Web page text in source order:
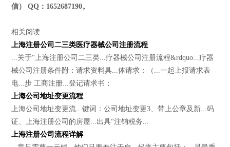
信） QQ：1652687190。
相关阅读:
上海注册公司二三类医疗器械公司注册流程
...关于“上海注册公司二三类...疗器械公司注册流程&rdquo...疗器
械公司注册条件附：请求资料具...体请求：（...一起上报请求表
电...步 工商注册...登记请求书；
上海公司地址变更流程
上海公司地址变更流...键词：公司地址变更3、带上公章及新...码
证、上海注册公司的房屋...出具“注销税务...
上海注册公司流程详解